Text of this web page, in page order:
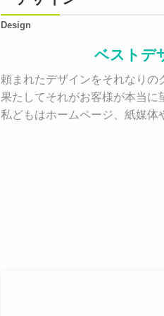
Design
ベストデ
頼まれたデザインをそれなり
果たしてそれがお客様が本当に
私どもはホームページ、紙媒体